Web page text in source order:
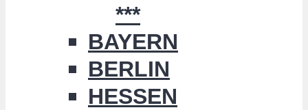
***
BAYERN
BERLIN
HESSEN